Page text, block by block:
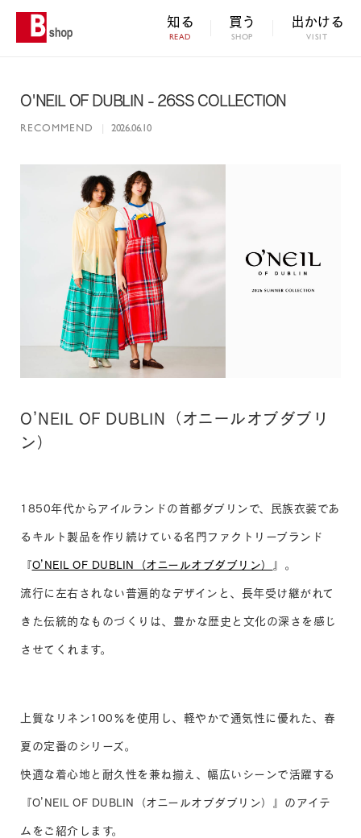
知る
READ
買う
SHOP
出かける
VISIT
O'NEIL OF DUBLIN - 26SS COLLECTION
RECOMMEND | 2026.06.10
O’NEIL OF DUBLIN（オニールオブダブリ
ン）
1850年代からアイルランドの首都ダブリンで、民族衣装であ
るキルト製品を作り続けている名門ファクトリーブランド
『O’NEIL OF DUBLIN（オニールオブダブリン） 』。
流行に左右されない普遍的なデザインと、長年受け継がれて
きた伝統的なものづくりは、豊かな歴史と文化の深さを感じ
させてくれます。
上質なリネン100％を使用し、軽やかで通気性に優れた、春
夏の定番のシリーズ。
快適な着心地と耐久性を兼ね揃え、幅広いシーンで活躍する
『O’NEIL OF DUBLIN（オニールオブダブリン）』のアイテ
ムをご紹介します。